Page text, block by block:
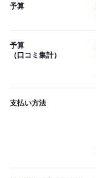
予算
予算
（口コミ集計）
支払い方法